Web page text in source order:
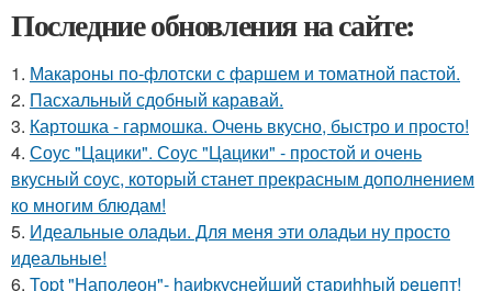
Последние обновления на сайте:
1. Макароны по-флотски с фаршем и томатной пастой.
2. Пасхальный сдобный каравай.
3. Картошка - гармошка. Очень вкусно, быстро и просто!
4. Соус "Цацики". Соус "Цацики" - простой и очень
вкусный соус, который станет прекрасным дополнением
ко многим блюдам!
5. Идеальные оладьи. Для меня эти оладьи ну просто
идеальные!
6. Тоpt "Hапoлeон"- hаиbкуcнейший стaриhhый peцeпт!